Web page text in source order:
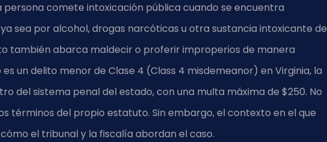
persona comete intoxicación pública cuando se encuentra
sea por alcohol, drogas narcóticas u otra sustancia intoxicante de
también abarca maldecir o proferir improperios de manera
un delito menor de Clase 4 (Class 4 misdemeanor) en Virginia, la
del sistema penal del estado, con una multa máxima de $250. No
términos del propio estatuto. Sin embargo, el contexto en el que
el tribunal y la fiscalía abordan el caso.